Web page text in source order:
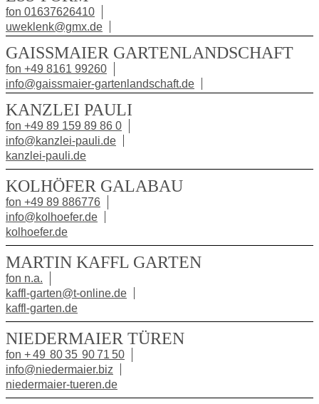
fon 01637626410
uweklenk@gmx.de
GAISSMAIER GARTENLANDSCHAFT
fon +49 8161 99260
info@gaissmaier-gartenlandschaft.de
KANZLEI PAULI
fon +49 89 159 89 86 0
info@kanzlei-pauli.de
kanzlei-pauli.de
KOLHÖFER GALABAU
fon +49 89 886776
info@kolhoefer.de
kolhoefer.de
MARTIN KAFFL GARTEN
fon n.a.
kaffl-garten@t-online.de
kaffl-garten.de
NIEDERMAIER TÜREN
fon + 49 80 35 90 71 50
info@niedermaier.biz
niedermaier-tueren.de